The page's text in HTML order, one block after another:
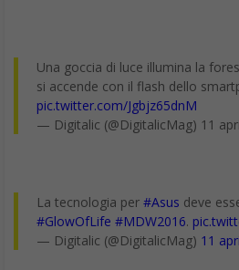
Una goccia di luce illumina la
si accende con il flash dello
pic.twitter.com/Jgbjz65dnM
— Digitalic (@DigitalicMag) 11
La tecnologia per #Asus deve
#GlowOfLife #MDW2016.
— Digitalic (@DigitalicMag) 11